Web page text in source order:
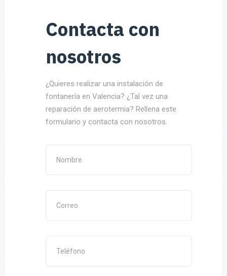
Contacta con
nosotros
¿Quieres realizar una instalación de
fontanería en Valencia? ¿Tal vez una
reparación de aerotermia? Rellena este
formulario y contacta con nosotros.